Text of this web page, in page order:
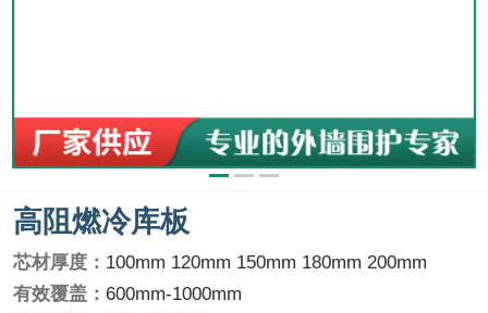
高阻燃冷库板
芯材厚度： 100mm 120mm 150mm 180mm 200mm
有效覆盖： 600mm-1000mm